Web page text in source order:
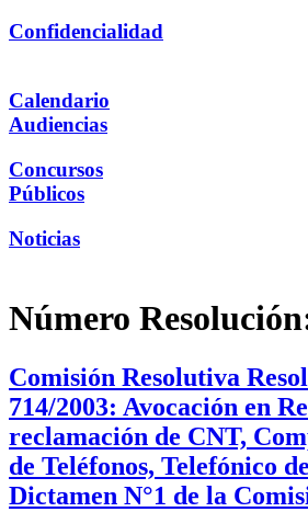
Confidencialidad
Calendario
Audiencias
Concursos
Públicos
Noticias
Número
Comisión Resolutiva
714/2003: Avocación en
reclamación de CNT,
de Teléfonos, Telefónico
Dictamen N°1 de la